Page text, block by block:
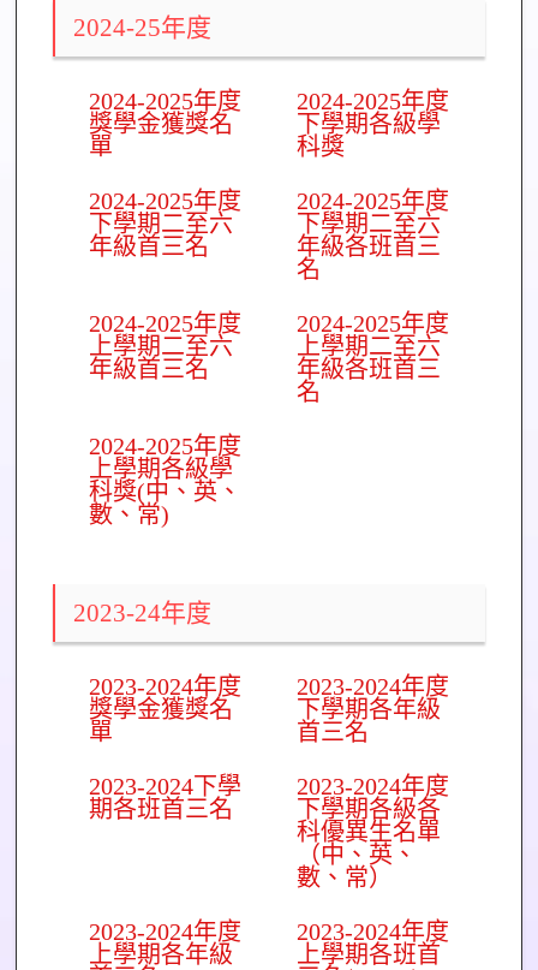
2024-25年度
2024-2025年度
獎學金獲獎名
單
2024-2025年度
下學期各級學
科獎
2024-2025年度
下學期二至六
年級首三名
2024-2025年度
下學期二至六
年級各班首三
名
2024-2025年度
上學期二至六
年級首三名
2024-2025年度
上學期二至六
年級各班首三
名
2024-2025年度
上學期各級學
科獎(中、英、
數、常)
2023-24年度
2023-2024年度
獎學金獲獎名
單
2023-2024年度
下學期各年級
首三名
2023-2024下學
期各班首三名
2023-2024年度
下學期各級各
科優異生名單
（中、英、
數、常）
2023-2024年度
上學期各年級
2023-2024年度
上學期各班首